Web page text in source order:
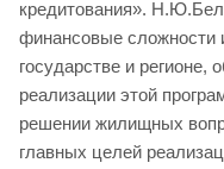
кредитования».
финансовые
государстве и регионе,
реализации этой
решении жилищных
главных целей